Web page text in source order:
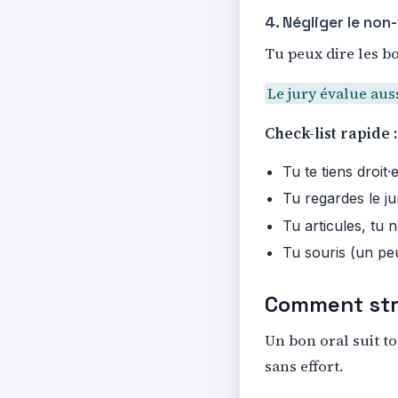
4. Négliger le
Tu peux dire les
Le jury évalue
Check-list rapide :
Tu te tiens
Tu regardes le
Tu articules, tu
Tu souris (un
Comment
Un bon oral suit
sans effort.